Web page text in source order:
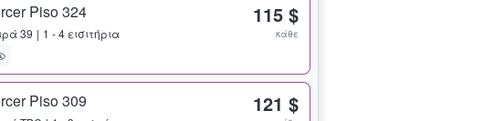
Piso 324
39 1 - 4 εισιτήρια
115 $
κάθε
Piso 309 121 $